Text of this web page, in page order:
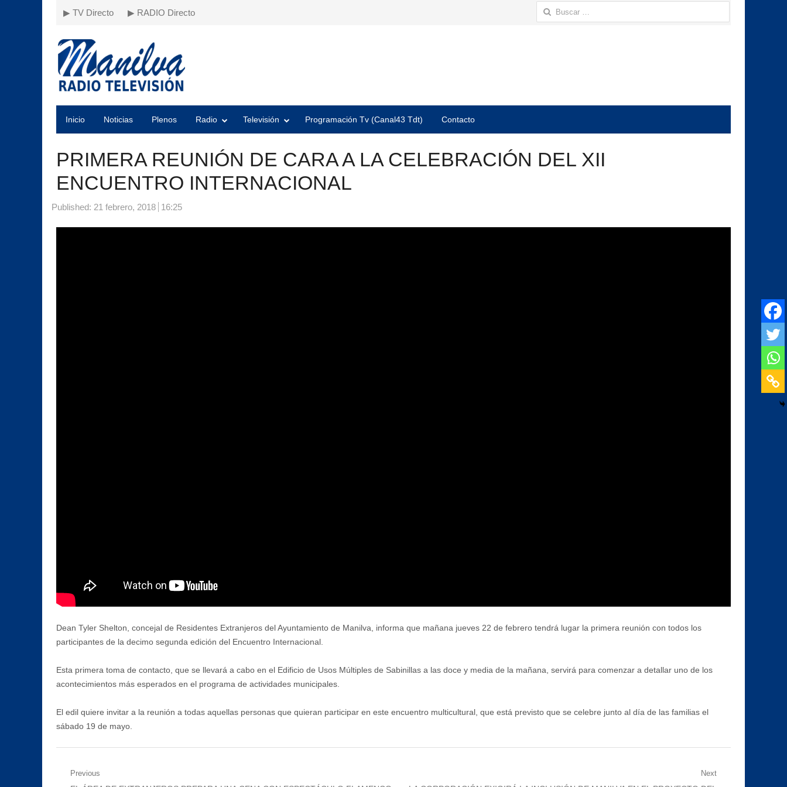
▶ TV Directo ▶ RADIO Directo Buscar:
Inicio Noticias Plenos Radio Televisión Programación Tv (Canal43 Tdt) Contacto
PRIMERA REUNIÓN DE CARA A LA CELEBRACIÓN DEL XII
ENCUENTRO INTERNACIONAL
Published: 21 febrero, 2018 16:25
Dean Tyler Shelton, concejal de Residentes Extranjeros del Ayuntamiento de Manilva, informa que mañana jueves 22 de febrero tendrá lugar la primera reunión con todos los
participantes de la decimo segunda edición del Encuentro Internacional.
Esta primera toma de contacto, que se llevará a cabo en el Edificio de Usos Múltiples de Sabinillas a las doce y media de la mañana, servirá para comenzar a detallar uno de los
acontecimientos más esperados en el programa de actividades municipales.
El edil quiere invitar a la reunión a todas aquellas personas que quieran participar en este encuentro multicultural, que está previsto que se celebre junto al día de las familias el
sábado 19 de mayo.
Navegación
Previous Next